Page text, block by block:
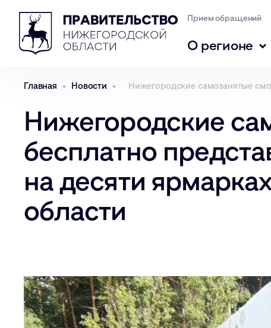
Прием обращений
О регионе
Главная Новости Нижегородские самозанятые
Нижегородские
бесплатно
на десяти
области